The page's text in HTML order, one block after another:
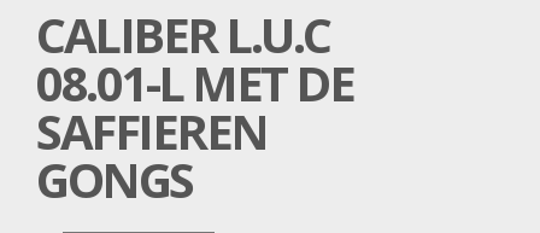
CALIBER L.U.C
08.01-L MET DE
SAFFIEREN
GONGS